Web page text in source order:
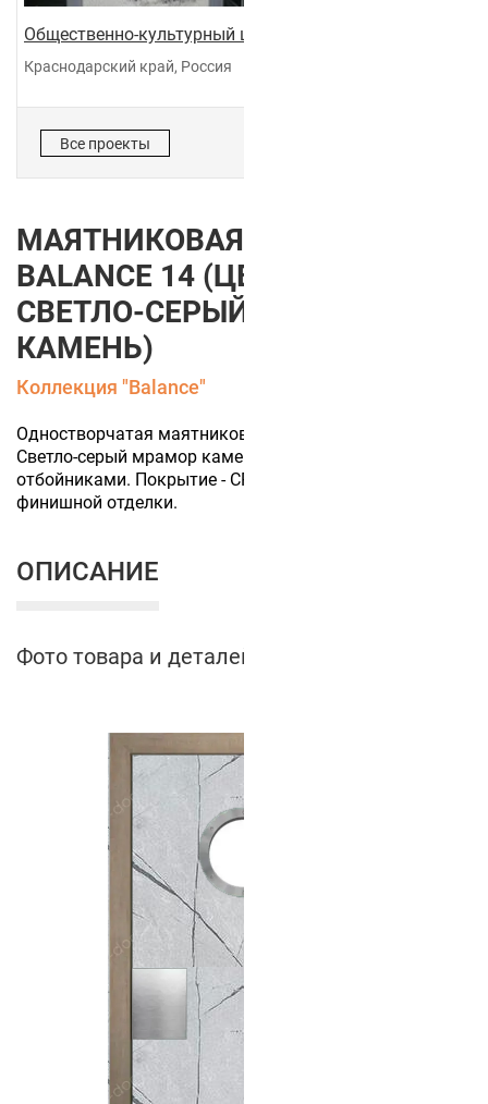
Общественно-культурный центр "Галактика"
Краснодарский край, Россия
Все проекты
МАЯТНИКОВАЯ ДВЕРЬ
BALANCE 14 (ЦВЕТ ПОЛОТНА
СВЕТЛО-СЕРЫЙ МРАМОР
КАМЕНЬ)
Коллекция "Balance"
Одностворчатая маятниковая дверь (цвет полотна
Светло-серый мрамор камень) с круглым стеклом и
отбойниками. Покрытие - CPL-пластик. 50+ цветов
финишной отделки.
ОПИСАНИЕ
Фото товара и деталей